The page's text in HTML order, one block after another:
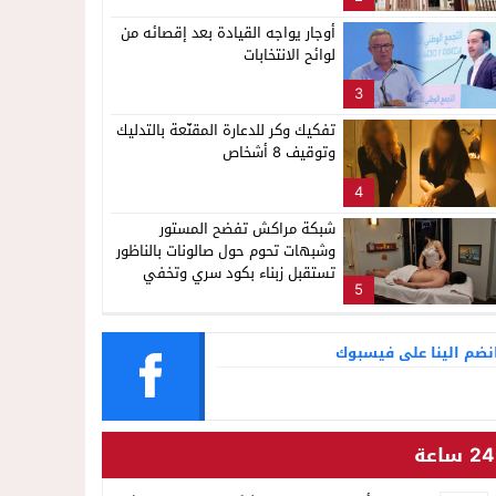
3
أوجار يواجه القيادة بعد إقصائه من
لوائح الانتخابات
4
تفكيك وكر للدعارة المقنّعة بالتدليك
وتوقيف 8 أشخاص
5
شبكة مراكش تفضح المستور
وشبهات تحوم حول صالونات بالناظور
تستقبل زبناء بكود سري وتخفي
الينا على فيسبوك
24 ساعة